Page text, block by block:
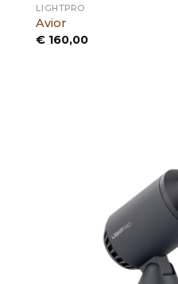
LIGHTPRO
Avior
€ 160,00